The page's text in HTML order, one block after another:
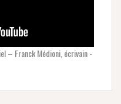
– Franck Médioni, écrivain -